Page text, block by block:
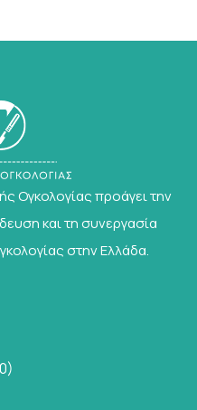
Ογκολογίας προάγει την
και τη συνεργασία
στην Ελλάδα.